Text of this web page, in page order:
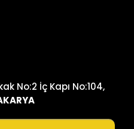
No:2 İç Kapı No:104,